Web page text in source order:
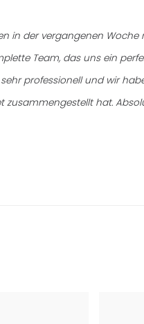
in der vergangenen
Team, das uns ein
professionell und wir
zusammengestellt hat.